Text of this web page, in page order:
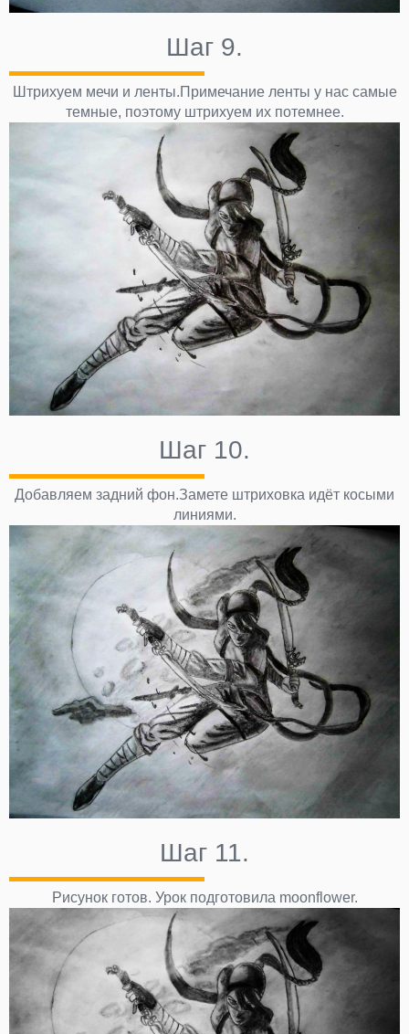
Шаг 9.
Штрихуем мечи и ленты.Примечание ленты у нас самые
темные, поэтому штрихуем их потемнее.
Шаг 10.
Добавляем задний фон.Замете штриховка идёт косыми
линиями.
Шаг 11.
Рисунок готов. Урок подготовила moonflower.